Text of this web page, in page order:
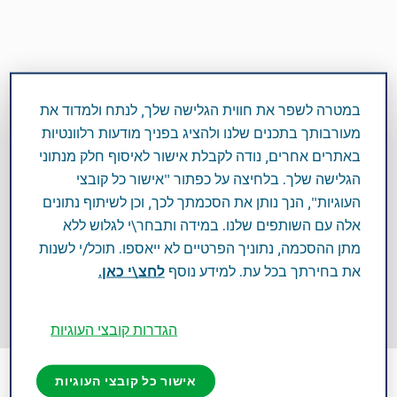
ברוכים הבאים למועדון
ההטבות של גמלאי טבע
במטרה לשפר את חווית הגלישה שלך, לנתח ולמדוד את
מעורבותך בתכנים שלנו ולהציג בפניך מודעות רלוונטיות
באתרים אחרים, נודה לקבלת אישור לאיסוף חלק מנתוני
הגלישה שלך. בלחיצה על כפתור "אישור כל קובצי
העוגיות", הנך נותן את הסכמתך לכך, וכן לשיתוף נתונים
אלה עם השותפים שלנו. במידה ותבחר\י לגלוש ללא
מתן ההסכמה, נתוניך הפרטיים לא ייאספו. תוכל/י לשנות
את בחירתך בכל עת. למידע נוסףלחצ\י כאן.
הגדרות קובצי העוגיות
אישור כל קובצי העוגיות